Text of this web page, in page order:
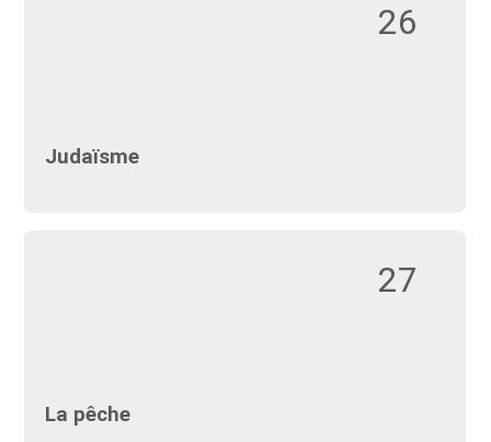
26
Judaïsme
27
La pêche